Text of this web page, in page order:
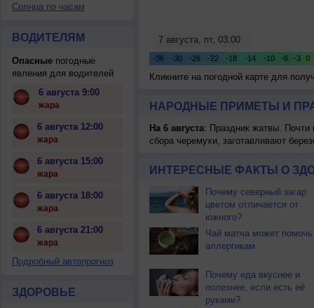
Солнца по часам
ВОДИТЕЛЯМ
Опасныепогодные
явления для водителей
6 августа 9:00
жара
6 августа 12:00
жара
6 августа 15:00
жара
6 августа 18:00
жара
6 августа 21:00
жара
Подробный автопрогноз
ЗДОРОВЬЕ
Кликните на погодной карте для
НАРОДНЫЕ ПРИМЕТЫ И
На 6 августа: Праздник жатвы. Почти
сбора черемухи, заготавливают
ИНТЕРЕСНЫЕ ФАКТЫ О
Почему северный загар
цветом отличается от
южного?
Чай матча может помочь
аллергикам
Почему еда вкуснее и
полезнее, если есть её
руками?